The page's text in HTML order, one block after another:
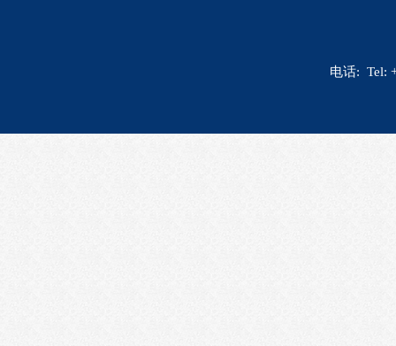
电话: Tel: